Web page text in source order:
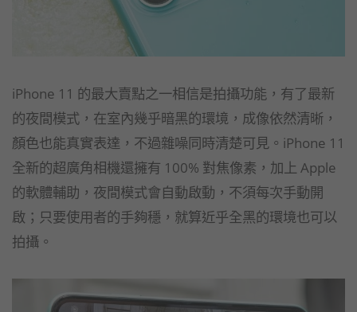
iPhone 11 的最大賣點之一相信是拍攝功能，有了最新
的夜間模式，在室內幾乎暗黑的環境，成像依然清晰，
顏色也能真實表達，不過雜噪同時清楚可見。iPhone 11
全新的超廣角相機還擁有 100% 對焦像素，加上 Apple
的軟體輔助，夜間模式會自動啟動，不須每次手動開
啟；只要使用者的手夠穩，就算近乎全黑的環境也可以
拍攝。